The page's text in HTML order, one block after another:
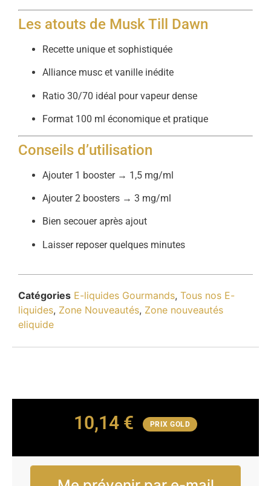
Les atouts de Musk Till Dawn
Recette unique et sophistiquée
Alliance musc et vanille inédite
Ratio 30/70 idéal pour vapeur dense
Format 100 ml économique et pratique
Conseils d’utilisation
Ajouter 1 booster → 1,5 mg/ml
Ajouter 2 boosters → 3 mg/ml
Bien secouer après ajout
Laisser reposer quelques minutes
Catégories E-liquides Gourmands, Tous nos E-
liquides, Zone Nouveautés, Zone nouveautés
eliquide
10,14 € PRIX GOLD